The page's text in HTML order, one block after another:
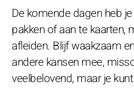
De komende dagen heb
pakken of aan te kaarten,
afleiden. Blijf waakzaam
andere kansen mee,
veelbelovend, maar je